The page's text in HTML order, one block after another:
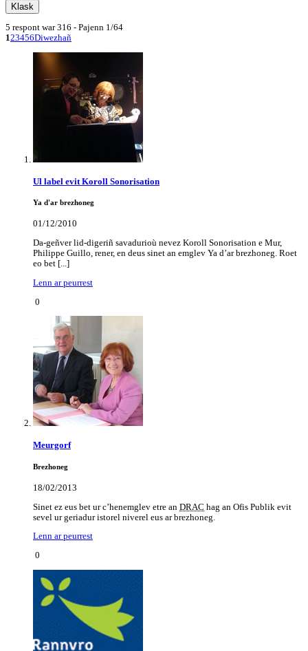
5 respont war 316 - Pajenn 1/64
123456Diwezhañ
Ul label evit Koroll Sonorisation
Ya d'ar brezhoneg
01/12/2010
Da-geñver lid-digeriñ savadurioù nevez Koroll Sonorisation e Mur,
Philippe Guillo, rener, en deus sinet an emglev Ya d’ar brezhoneg. Roet
eo bet [...]
Lenn ar peurrest
0
Meurgorf
Brezhoneg
18/02/2013
Sinet ez eus bet ur c’henemglev etre an DRAC hag an Ofis Publik evit
sevel ur geriadur istorel niverel eus ar brezhoneg.
Lenn ar peurrest
0